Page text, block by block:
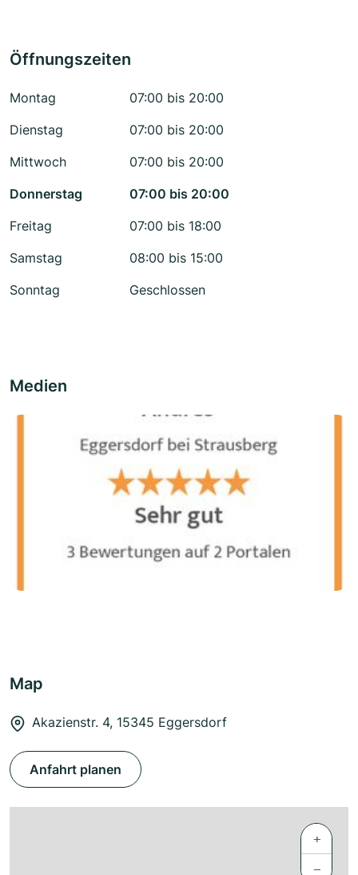
Öffnungszeiten
Montag
07:00 bis 20:00
Dienstag
07:00 bis 20:00
Mittwoch
07:00 bis 20:00
Donnerstag
07:00 bis 20:00
Freitag
07:00 bis 18:00
Samstag
08:00 bis 15:00
Sonntag
Geschlossen
Medien
Map
Akazienstr. 4, 15345 Eggersdorf
Anfahrt planen
+
−